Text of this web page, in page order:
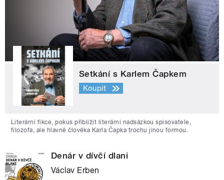
Setkání s Karlem Čapkem
Koupit
Literární fikce, pokus přiblížit literární nadsázkou spisovatele,
filozofa, ale hlavně člověka Karla Čapka trochu jinou formou.
Denár v dívčí dlani
Václav Erben